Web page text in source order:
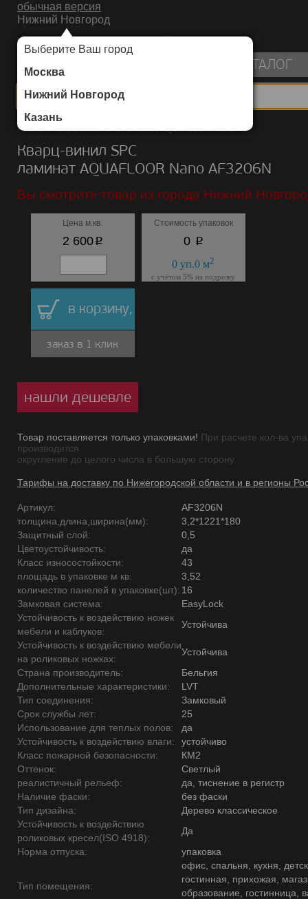
обычная версия
Нижний Новгород
Выберите Ваш город
Москва
Нижний Новгород
Казань
ИНТЕРНЕТ-МАГАЗИН НАПОЛЬНЫХ ПОКРЫТИЙ
КАТАЛОГ
Каталог/Кварц-винил SPC ламинат/AQUAFLOOR/Nano
Кварц-винил SPC
ламинат AQUAFLOOR Nano AF3206N
Вы смотрите товар из города Нижний
Цена м.кв.
2 600p
Стоимость упаковок
0 p
0 уп.0 м2
с учётом 5% на подрезку
в корзину,
заказ в 1 клик
нашли дешевле
Товар поставляется только упаковками! При расчете кол-ва
производится
округление до целого числа в большую сторону.
Тарифы на доставку по Нижегородской области и в регионы
Артикул:
AF3206N
толщина,длина,ширина(мм):
3,2*1221*180
Защитный слой:
0,5
Цветоустойчивость:
да
Класс износостойкости:
43
площадь в упаковке м кв:
3,52
количество панелей в упаковке(шт): 16
Замковая система:
EasyLock
Устойчивость к воздействию ножек
мебели и каблуков:
Устойчива
Устойчивость к воздействию мебели
на роликовых ножках:
Устойчива
Страна производитель:
Бельгия
Дополнительные характеристики:
LVT
Тип соединения:
Замковый
Срок службы лет:
25
Использование для теплых полов:
да
Устойчивость к воздействию влаги:
устойчиво
Класс пожарной безопасности:
КМ2
Оттенок:
Светлый
реалистичный рельеф:
да, тиснение в регистр
Наличие фаски:
без фаски
Тип дизайна:
Дерево классическое
Устойчивость к воздействию
роликовых кресел(ISO 4918):
Да
Норма отпуска:
упаковка
Тип помещения:
офис, спальня, кухня,
гостинная, прихожая,
образование, гостинница,